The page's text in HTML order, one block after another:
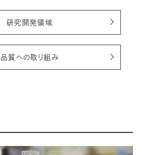
研究開発領域
品質への取り組み